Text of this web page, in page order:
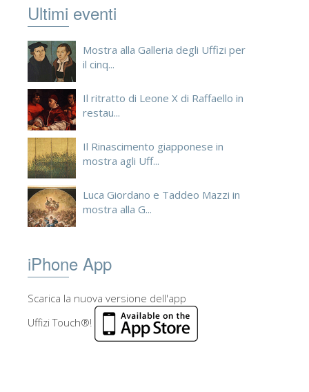
Ultimi eventi
Mostra alla Galleria degli Uffizi per
il cinq...
Il ritratto di Leone X di Raffaello in
restau...
Il Rinascimento giapponese in
mostra agli Uff...
Luca Giordano e Taddeo Mazzi in
mostra alla G...
iPhone App
Scarica la nuova versione dell'app
Uffizi Touch®!